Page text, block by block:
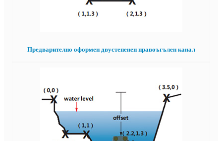
Предварително оформен двустепенен правоъгълен канал